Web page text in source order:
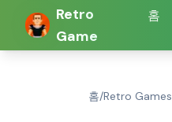
Retro
Game
홈
홈/Retro Games